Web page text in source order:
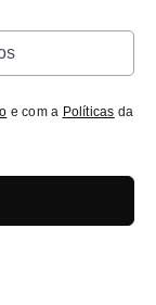
e com a Políticas da